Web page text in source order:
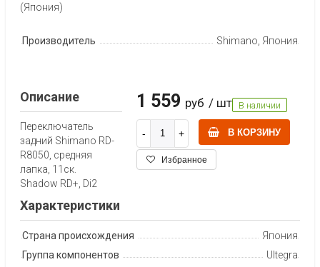
(Япония)
Производитель Shimano, Япония
1 559 руб / шт В наличии
В КОРЗИНУ
Избранное
Описание
Переключатель
задний Shimano RD-
R8050, средняя
лапка, 11ск.
Shadow RD+, Di2
Характеристики
Страна происхождения
Япония
Группа компонентов
Ultegra